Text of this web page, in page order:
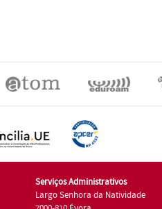
Serviços Administrativos
Largo Senhora da Natividade